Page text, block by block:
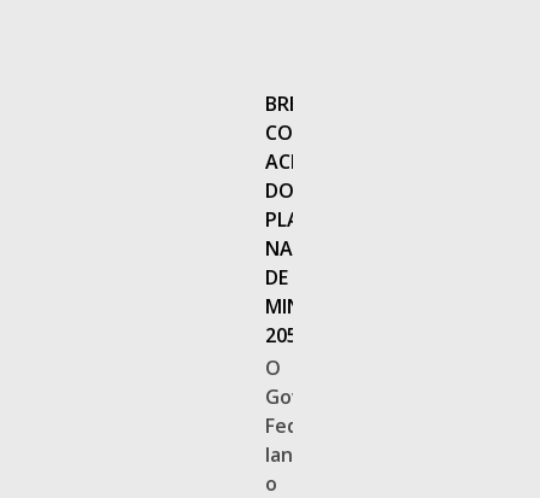
BREVES
CONSIDERAÇÕES
ACERCA
DO
PLANO
NACIONAL
DE
MINERAÇÃO
2050
O
Governo
Federal
lançou
o